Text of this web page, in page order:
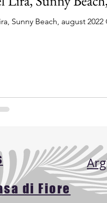
Sunny Castle Sol
Sunny Beach, august
di Fiore